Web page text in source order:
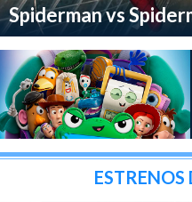
Spiderman vs
ESTRENOS